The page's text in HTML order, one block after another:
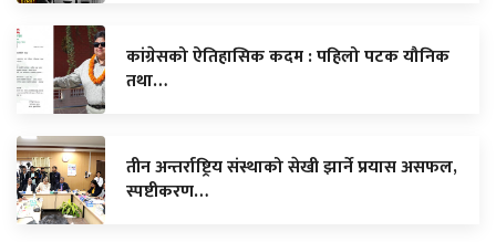
कांग्रेसको ऐतिहासिक कदम : पहिलो पटक यौनिक
तथा…
तीन अन्तर्राष्ट्रिय संस्थाको सेखी झार्ने प्रयास असफल,
स्पष्टीकरण…